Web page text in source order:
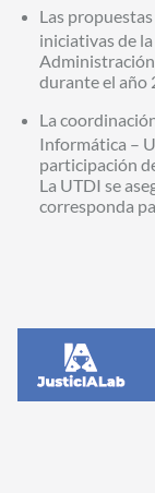
Las
iniciativas de
durante el año
La
Informática –
participación
La UTDI se
corresponda